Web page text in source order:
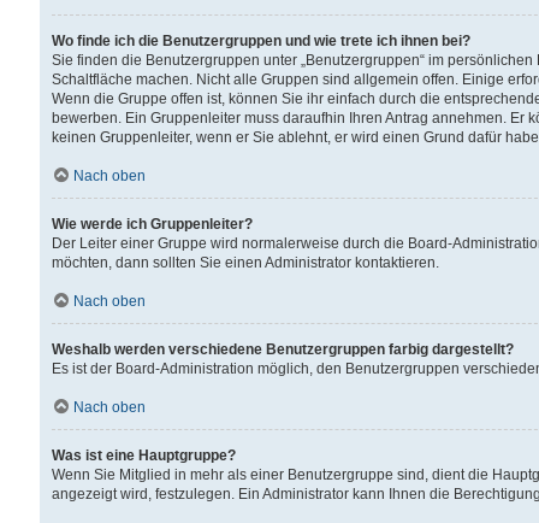
Wo finde ich die Benutzergruppen und wie trete ich ihnen bei?
Sie finden die Benutzergruppen unter „Benutzergruppen“ im
Schaltfläche machen. Nicht alle Gruppen sind allgemein offen. Einige
Wenn die Gruppe offen ist, können Sie ihr einfach durch die
bewerben. Ein Gruppenleiter muss daraufhin Ihren Antrag annehmen.
keinen Gruppenleiter, wenn er Sie ablehnt, er wird einen Grund dafür
Nach oben
Wie werde ich Gruppenleiter?
Der Leiter einer Gruppe wird normalerweise durch die Board-
möchten, dann sollten Sie einen Administrator kontaktieren.
Nach oben
Weshalb werden verschiedene Benutzergruppen farbig dargestellt?
Es ist der Board-Administration möglich, den Benutzergruppen
Nach oben
Was ist eine Hauptgruppe?
Wenn Sie Mitglied in mehr als einer Benutzergruppe sind, dient die
angezeigt wird, festzulegen. Ein Administrator kann Ihnen die